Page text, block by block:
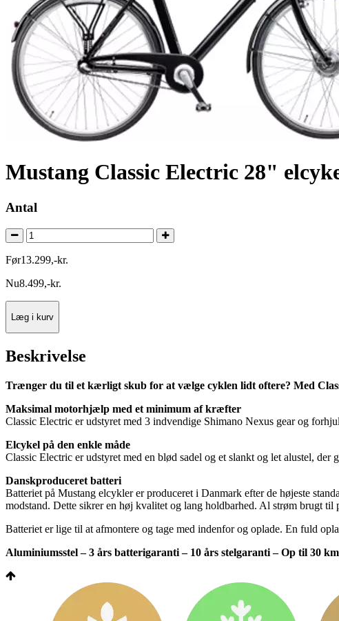
Mustang Classic Electric 28"
Antal
Før13.299,-kr.
Nu8.499,-kr.
Læg i kurv
Beskrivelse
Trænger du til et kærligt skub for at vælge cyklen lidt oftere? Med
Maksimal motorhjælp med et minimum af kræfter
Classic Electric er udstyret med 3 indvendige Shimano Nexus gear og
Elcykel på den enkle måde
Classic Electric er udstyret med en blød sadel og et slankt og let alustel, der
Danskproduceret batteri
Batteriet på Mustang elcykler er produceret i Danmark efter de højeste
modstand. Dette sikrer en høj kvalitet og lang holdbarhed. Al strøm brugt
Batteriet er lige til at afmontere og tage med indenfor og oplade. En fuld
Aluminiumsstel – 3 års batterigaranti – 10 års stelgaranti – Op til 30